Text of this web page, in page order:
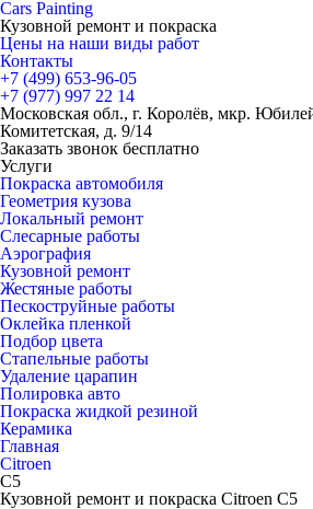
Cars Painting
Кузовной ремонт и покраска
Цены на наши виды работ
Контакты
+7 (499) 653-96-05
+7 (977) 997 22 14
Московская обл., г. Королёв, мкр.
Комитетская, д. 9/14
Заказать звонок бесплатно
Услуги
Покраска автомобиля
Геометрия кузова
Локальный ремонт
Слесарные работы
Аэрография
Кузовной ремонт
Жестяные работы
Пескоструйные работы
Оклейка пленкой
Подбор цвета
Стапельные работы
Удаление царапин
Полировка авто
Покраска жидкой резиной
Керамика
Главная
Citroen
C5
Кузовной ремонт и покраска Citroen C5